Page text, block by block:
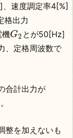
速度調定率4[%]
格出力
G2 とが50[Hz]
、定格周波数で
合計出力が
整を加えないも